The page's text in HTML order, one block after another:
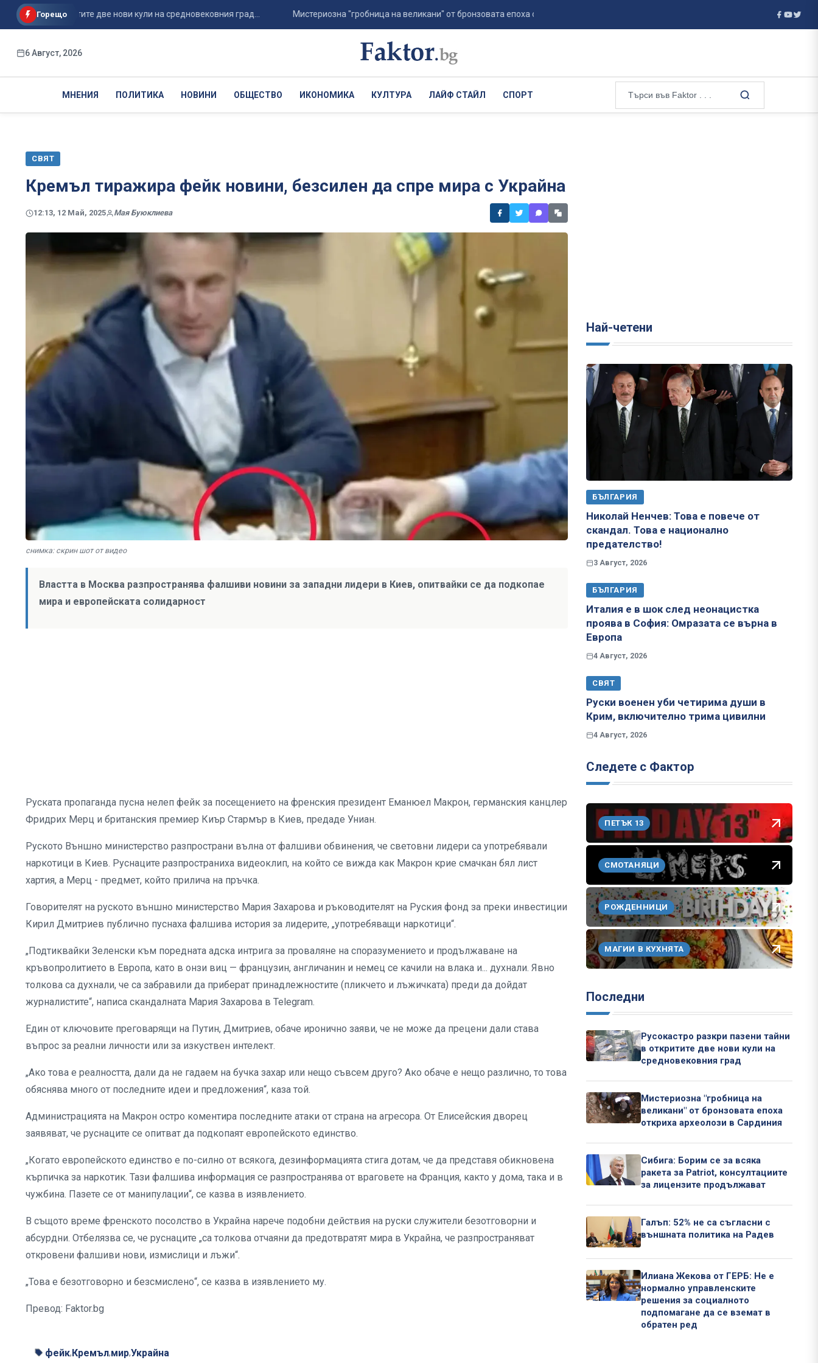
Горещо
в откритите две нови кули на средновековния град... Мистериозна "гробница на великани" от бронзовата епоха откриха археолози в Сарди... Сибига: Борим се за всяка ракета за
6 Август, 2026
МНЕНИЯ ПОЛИТИКА НОВИНИ ОБЩЕСТВО ИКОНОМИКА КУЛТУРА ЛАЙФ СТАЙЛ СПОРТ
СВЯТ
Кремъл тиражира фейк новини, безсилен да спре мира с Украйна
12:13, 12 Май, 2025 Мая Буюклиева
снимка: скрин шот от видео
Властта в Москва разпространява фалшиви новини за западни лидери в Киев, опитвайки се да подкопае
мира и европейската солидарност
Руската пропаганда пусна нелеп фейк за посещението на френския президент Еманюел Макрон, германския канцлер
Фридрих Мерц и британския премиер Киър Стармър в Киев, предаде Униан.
Руското Външно министерство разпространи вълна от фалшиви обвинения, че световни лидери са употребявали
наркотици в Киев. Руснаците разпространиха видеоклип, на който се вижда как Макрон крие смачкан бял лист
хартия, а Мерц - предмет, който прилича на пръчка.
Говорителят на руското външно министерство Мария Захарова и ръководителят на Руския фонд за преки инвестиции
Кирил Дмитриев публично пуснаха фалшива история за лидерите, „употребяващи наркотици“.
„Подтиквайки Зеленски към поредната адска интрига за проваляне на споразумението и продължаване на
кръвопролитието в Европа, като в онзи виц — французин, англичанин и немец се качили на влака и... духнали. Явно
толкова са духнали, че са забравили да приберат принадлежностите (пликчето и лъжичката) преди да дойдат
журналистите“, написа скандалната Мария Захарова в Telegram.
Един от ключовите преговарящи на Путин, Дмитриев, обаче иронично заяви, че не може да прецени дали става
въпрос за реални личности или за изкуствен интелект.
„Ако това е реалността, дали да не гадаем на бучка захар или нещо съвсем друго? Ако обаче е нещо различно, то това
обяснява много от последните идеи и предложения“, каза той.
Администрацията на Макрон остро коментира последните атаки от страна на агресора. От Елисейския дворец
заявяват, че руснаците се опитват да подкопаят европейското единство.
„Когато европейското единство е по-силно от всякога, дезинформацията стига дотам, че да представя обикновена
кърпичка за наркотик. Тази фалшива информация се разпространява от враговете на Франция, както у дома, така и в
чужбина. Пазете се от манипулации“, се казва в изявлението.
В същото време френското посолство в Украйна нарече подобни действия на руски служители безотговорни и
абсурдни. Отбелязва се, че руснаците „са толкова отчаяни да предотвратят мира в Украйна, че разпространяват
откровени фалшиви нови, измислици и лъжи“.
„Това е безотговорно и безсмислено“, се казва в изявлението му.
Превод: Faktor.bg
фейк,Кремъл,мир,Украйна
Най-четени
БЪЛГАРИЯ
Николай Ненчев: Това е повече от
скандал. Това е национално
предателство!
3 Август, 2026
БЪЛГАРИЯ
Италия е в шок след неонацистка
проява в София: Омразата се върна в
Европа
4 Август, 2026
СВЯТ
Руски военен уби четирима души в
Крим, включително трима цивилни
4 Август, 2026
Следете с Фактор
ПЕТЪК 13
СМОТАНЯЦИ
РОЖДЕННИЦИ
МАГИИ В КУХНЯТА
Последни
Русокастро разкри пазени тайни
в откритите две нови кули на
средновековния град
Мистериозна "гробница на
великани" от бронзовата епоха
откриха археолози в Сардиния
Сибига: Борим се за всяка
ракета за Patriot, консултациите
за лицензите продължават
Галъп: 52% не са съгласни с
външната политика на Радев
Илиана Жекова от ГЕРБ: Не е
нормално управленските
решения за социалното
подпомагане да се вземат в
обратен ред